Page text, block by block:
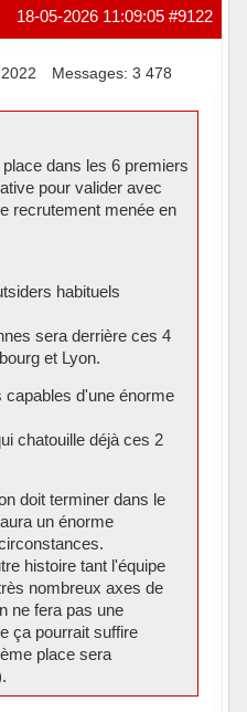
#9122
18-05-2026 11:09:05
Messages: 3 478
dans les 6 premiers
pour valider avec
recrutement menée en
habituels
sera derrière ces 4
et Lyon.
d'une énorme
chatouille déjà ces 2
doit terminer dans le
un énorme
histoire tant l'équipe
nombreux axes de
ne fera pas une
ça pourrait suffire
place sera